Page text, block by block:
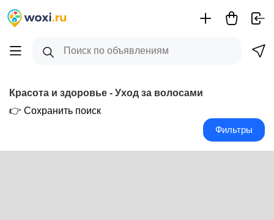
Красота и здоровье - Уход за волосами
👉 Сохранить поиск
Фильтры
+
-